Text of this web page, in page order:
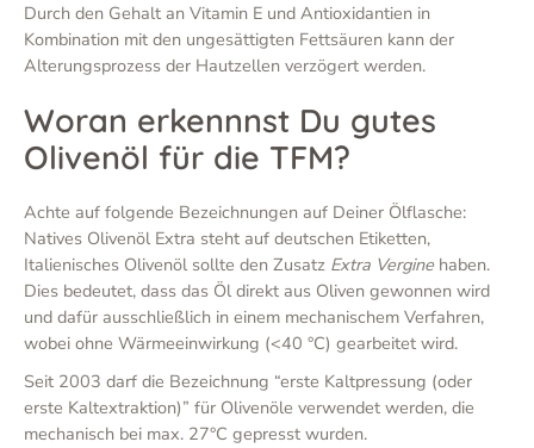
Durch den Gehalt an Vitamin E und Antioxidantien in
Kombination mit den ungesättigten Fettsäuren kann der
Alterungsprozess der Hautzellen verzögert werden.
Woran erkennnst Du gutes
Olivenöl für die TFM?
Achte auf folgende Bezeichnungen auf Deiner Ölflasche:
Natives Olivenöl Extra steht auf deutschen Etiketten,
Italienisches Olivenöl sollte den Zusatz Extra Verginehaben.
Dies bedeutet, dass das Öl direkt aus Oliven gewonnen wird
und dafür ausschließlich in einem mechanischem Verfahren,
wobei ohne Wärmeeinwirkung (<40 °C) gearbeitet wird.
Seit 2003 darf die Bezeichnung “erste Kaltpressung (oder
erste Kaltextraktion)” für Olivenöle verwendet werden, die
mechanisch bei max. 27°C gepresst wurden.